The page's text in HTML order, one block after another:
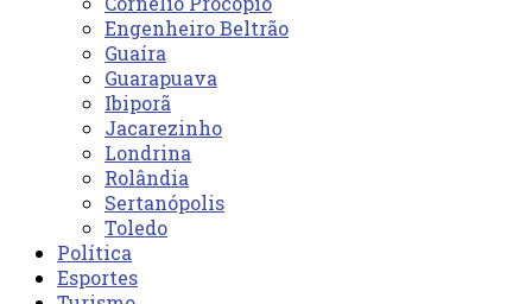
Engenheiro Beltrão
Guaíra
Guarapuava
Ibiporã
Jacarezinho
Londrina
Rolândia
Sertanópolis
Toledo
Política
Esportes